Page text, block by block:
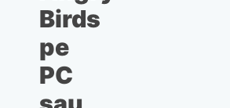
Birds
pe
PC